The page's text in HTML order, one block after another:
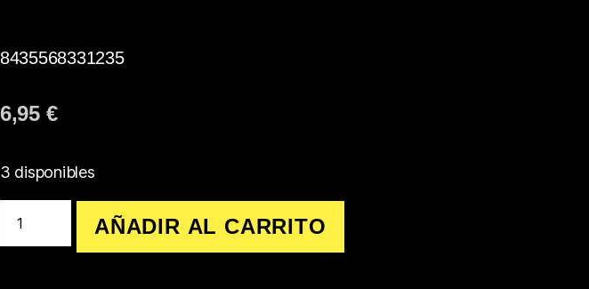
8435568331235
6,95 €
3 disponibles
AÑADIR AL CARRITO